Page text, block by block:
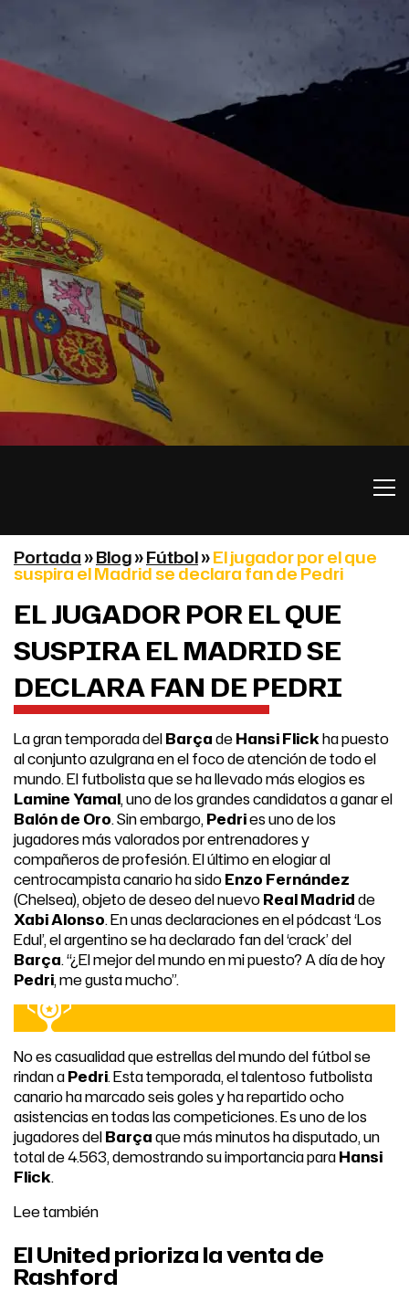
Portada»Blog»Fútbol»El jugador por el que
suspira el Madrid se declara fan de Pedri
EL JUGADOR POR EL QUE
SUSPIRA EL MADRID SE
DECLARA FAN DE PEDRI
La gran temporada delBarçadeHansi Flickha puesto
al conjunto azulgrana en el foco de atención de todo el
mundo. El futbolista que se ha llevado más elogios es
Lamine Yamal, uno de los grandes candidatos a ganar el
Balón de Oro. Sin embargo,Pedries uno de los
jugadores más valorados por entrenadores y
compañeros de profesión. El último en elogiar al
centrocampista canario ha sidoEnzo Fernández
(Chelsea), objeto de deseo del nuevoReal Madridde
Xabi Alonso. En unas declaraciones en el pódcast ‘Los
Edul’, el argentino se ha declarado fan del ‘crack’ del
Barça. “¿El mejor del mundo en mi puesto? A día de hoy
Pedri, me gusta mucho”.
No es casualidad que estrellas del mundo del fútbol se
rindan aPedri. Esta temporada, el talentoso futbolista
canario ha marcado seis goles y ha repartido ocho
asistencias en todas las competiciones. Es uno de los
jugadores delBarçaque más minutos ha disputado, un
total de 4.563, demostrando su importancia paraHansi
Flick.
Lee también
El United prioriza la venta de
Rashford